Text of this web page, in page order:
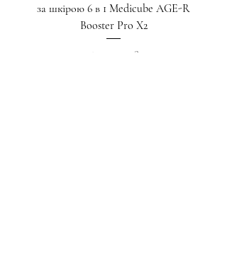
за шкірою 6 в 1 Medicube AGE-R
Booster Pro X2
17 000,00 ₴